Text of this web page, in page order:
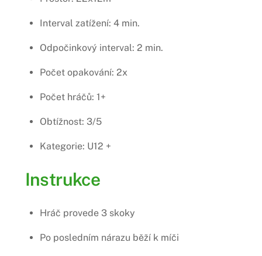
Interval zatížení: 4 min.
Odpočinkový interval: 2 min.
Počet opakování: 2x
Počet hráčů: 1+
Obtížnost: 3/5
Kategorie: U12 +
Instrukce
Hráč provede 3 skoky
Po posledním nárazu běží k míči